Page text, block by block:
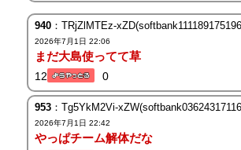
940：TRjZlMTEz-
2026年7月1日 22:06
まだ大島使ってて草
12 0
953：Tg5YkM2Vi-
2026年7月1日 22:42
やっぱチーム解体だな